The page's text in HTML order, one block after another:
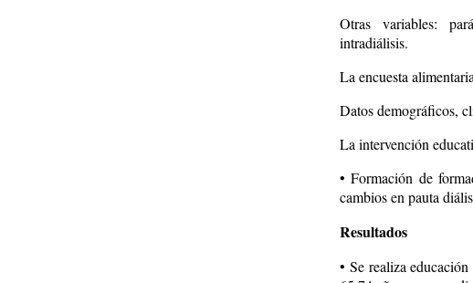
Otras variables:
intradiálisis.
La encuesta
Datos demográficos,
La intervención
• Formación de
cambios en pauta
Resultados
• Se realiza